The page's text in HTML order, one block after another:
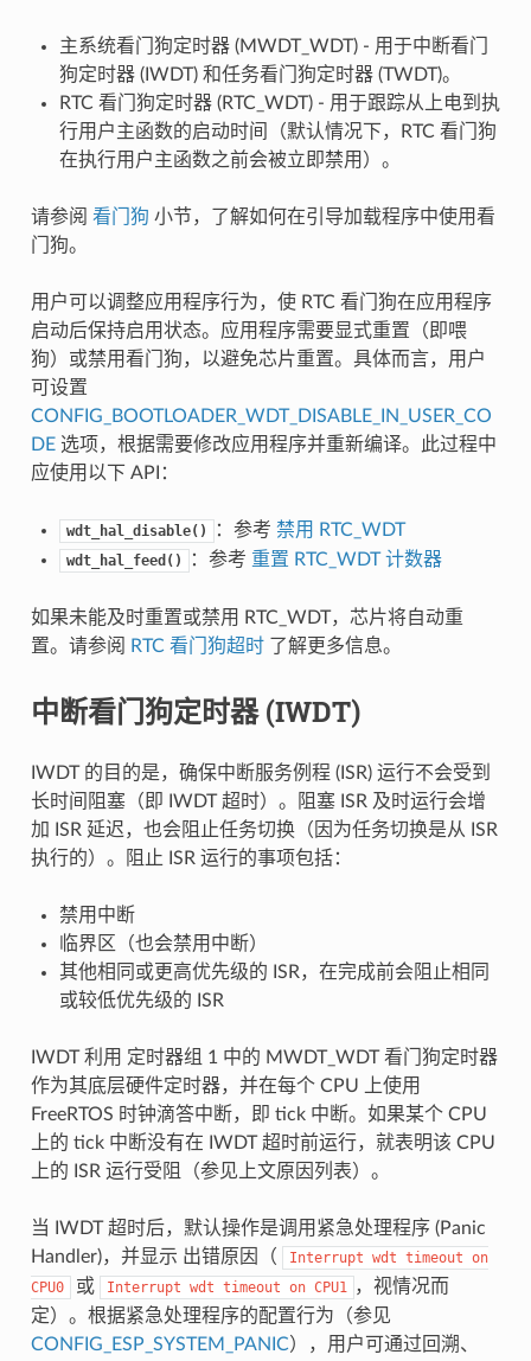
主系统看门狗定时器 (MWDT_WDT) - 用于中断看门
狗定时器 (IWDT) 和任务看门狗定时器 (TWDT)。
RTC 看门狗定时器 (RTC_WDT) - 用于跟踪从上电到执
行用户主函数的启动时间（默认情况下，RTC 看门狗
在执行用户主函数之前会被立即禁用）。
请参阅 看门狗 小节，了解如何在引导加载程序中使用看
门狗。
用户可以调整应用程序行为，使 RTC 看门狗在应用程序
启动后保持启用状态。应用程序需要显式重置（即喂
狗）或禁用看门狗，以避免芯片重置。具体而言，用户
可设置
CONFIG_BOOTLOADER_WDT_DISABLE_IN_USER_CO
DE选项，根据需要修改应用程序并重新编译。此过程中
应使用以下 API：
wdt_hal_disable() ：参考 禁用 RTC_WDT
wdt_hal_feed() ：参考 重置 RTC_WDT 计数器
如果未能及时重置或禁用 RTC_WDT，芯片将自动重
置。请参阅
RTC 看门狗超时了解更多信息。
中断看门狗定时器 (IWDT)
IWDT 的目的是，确保中断服务例程 (ISR) 运行不会受到
长时间阻塞（即 IWDT 超时）。阻塞 ISR 及时运行会增
加 ISR 延迟，也会阻止任务切换（因为任务切换是从 ISR
执行的）。阻止 ISR 运行的事项包括：
禁用中断
临界区（也会禁用中断）
其他相同或更高优先级的 ISR，在完成前会阻止相同
或较低优先级的 ISR
IWDT 利用 定时器组 1 中的 MWDT_WDT 看门狗定时器
作为其底层硬件定时器，并在每个 CPU 上使用
FreeRTOS 时钟滴答中断，即 tick 中断。如果某个 CPU
上的 tick 中断没有在 IWDT 超时前运行，就表明该 CPU
上的 ISR 运行受阻（参见上文原因列表）。
当 IWDT 超时后，默认操作是调用紧急处理程序 (Panic
Handler)，并显示 出错原因（
Interrupt wdt timeout on
CPU0
或 Interrupt wdt timeout on CPU1 ，视情况而
定）。根据紧急处理程序的配置行为（参见
CONFIG_ESP_SYSTEM_PANIC），用户可通过回溯、